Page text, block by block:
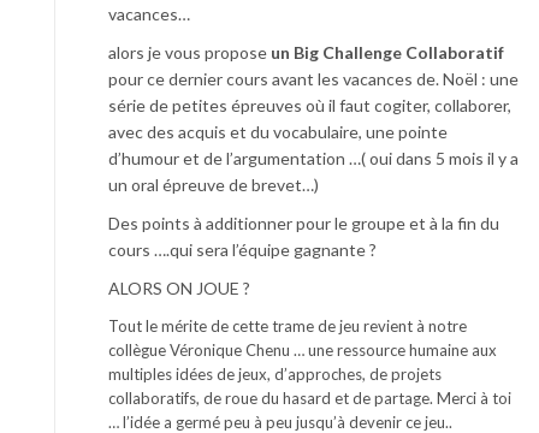
vacances…
alors je vous propose un Big Challenge Collaboratif
pour ce dernier cours avant les vacances de. Noël : une
série de petites épreuves où il faut cogiter, collaborer,
avec des acquis et du vocabulaire, une pointe
d’humour et de l’argumentation …( oui dans 5 mois il y a
un oral épreuve de brevet…)
Des points à additionner pour le groupe et à la fin du
cours ….qui sera l’équipe gagnante ?
ALORS ON JOUE ?
Tout le mérite de cette trame de jeu revient à notre
collègue Véronique Chenu … une ressource humaine aux
multiples idées de jeux, d’approches, de projets
collaboratifs, de roue du hasard et de partage. Merci à toi
… l’idée a germé peu à peu jusqu’à devenir ce jeu..